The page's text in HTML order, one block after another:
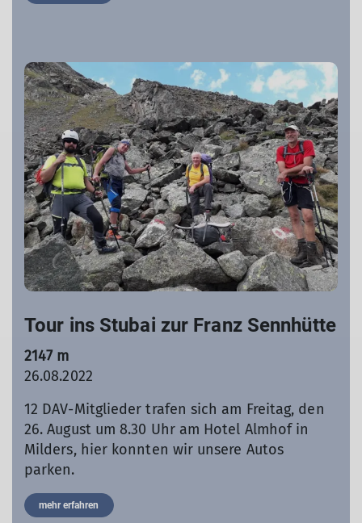
Tour ins Stubai zur Franz Sennhütte
2147 m
26.08.2022
12 DAV-Mitglieder trafen sich am Freitag, den
26. August um 8.30 Uhr am Hotel Almhof in
Milders, hier konnten wir unsere Autos
parken.
mehr erfahren